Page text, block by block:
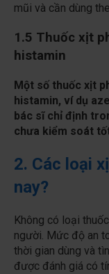
mũi và cần dùng
1.5 Thuốc xịt
histamin
Một số thuốc xịt
histamin, ví dụ
bác sĩ chỉ định
chưa kiểm soát
2. Các loại
nay?
Không có loại
người. Mức độ an
thời gian dùng và
được đánh giá có